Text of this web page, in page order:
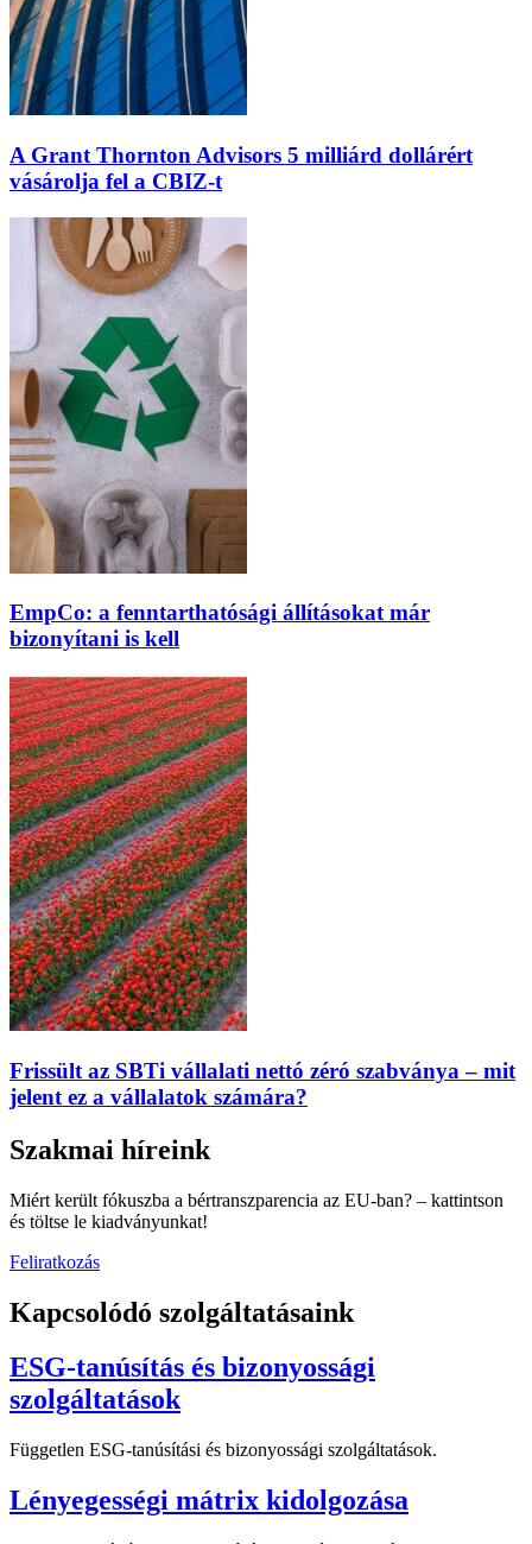
A Grant Thornton Advisors 5 milliárd dollárért
vásárolja fel a CBIZ-t
EmpCo: a fenntarthatósági állításokat már
bizonyítani is kell
Frissült az SBTi vállalati nettó zéró szabványa – mit
jelent ez a vállalatok számára?
Szakmai híreink
Miért került fókuszba a bértranszparencia az EU-ban? – kattintson
és töltse le kiadványunkat!
Feliratkozás
Kapcsolódó szolgáltatásaink
ESG-tanúsítás és bizonyossági
szolgáltatások
Független ESG-tanúsítási és bizonyossági szolgáltatások.
Lényegességi mátrix kidolgozása